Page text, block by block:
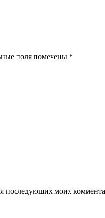
поля помечены *
последующих моих